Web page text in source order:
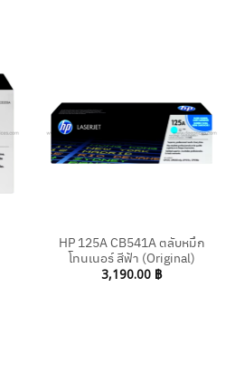
HP 125A CB541A ตลับหมึก
โทนเนอร์ สีฟ้า (Original)
3,190.00 ฿